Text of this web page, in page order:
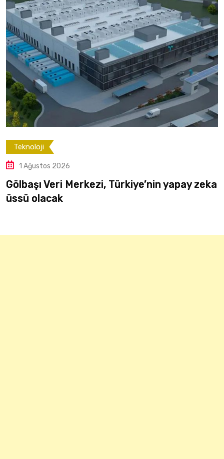
Teknoloji
1 Ağustos 2026
Gökyüzünden denizlerin derinliğine:
TEKNOFEST yeniden Mavi Vatan’da